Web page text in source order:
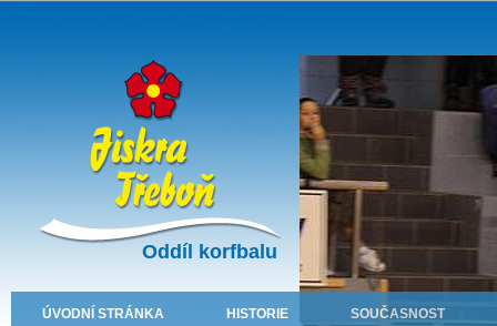
Oddíl korfbalu
ÚVODNÍ STRÁNKA HISTORIE SOUČASNOST